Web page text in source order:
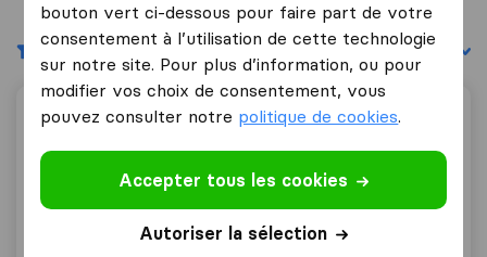
Filtres Trier par :
OB Trans Déménagements
49
bouton vert ci-dessous pour faire part de votre
consentement à l’utilisation de cette technologie
sur notre site. Pour plus d’information, ou pour
modifier vos choix de consentement, vous
pouvez consulter notre politique de cookies.
Accepter tous les cookies
Autoriser la sélection